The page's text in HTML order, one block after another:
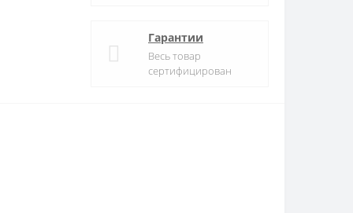
Гарантии
Весь товар
сертифицирован